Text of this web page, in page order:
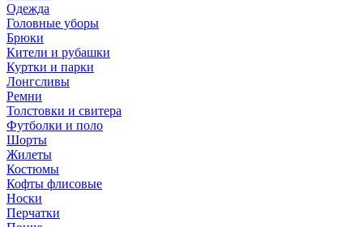
Одежда
Головные уборы
Брюки
Кители и рубашки
Куртки и парки
Лонгсливы
Ремни
Толстовки и свитера
Футболки и поло
Шорты
Жилеты
Костюмы
Кофты флисовые
Носки
Перчатки